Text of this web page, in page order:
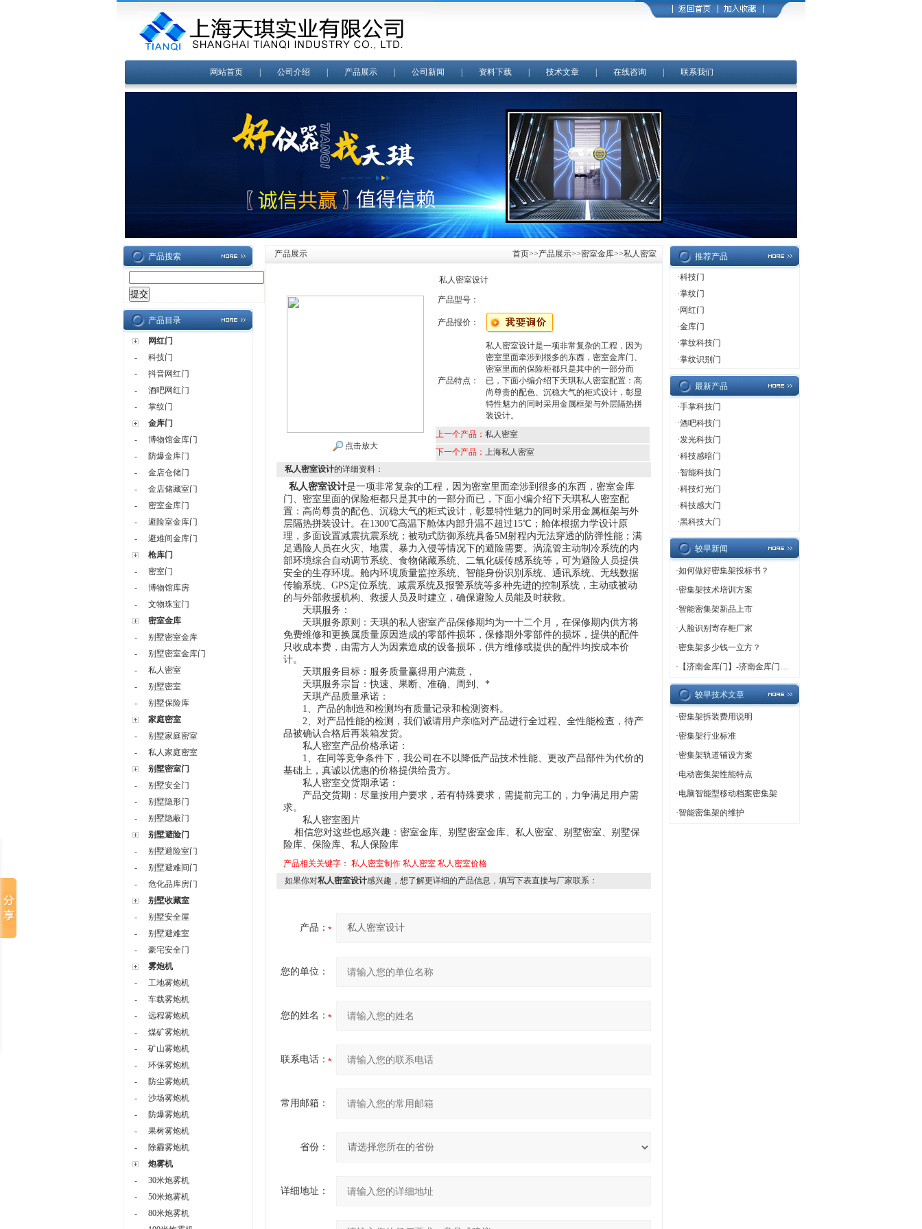
网站首页 公司介绍 产品展示 公司新闻 资料下载 技术文章 在线咨询 联系我们
产品搜索
产品目录
网红门
-
科技门
-
抖音网红门
-
酒吧网红门
-
掌纹门
金库门
-
博物馆金库门
-
防爆金库门
-
金店仓储门
-
金店储藏室门
-
密室金库门
-
避险室金库门
-
避难间金库门
枪库门
-
密室门
-
博物馆库房
-
文物珠宝门
密室金库
-
别墅密室金库
-
别墅密室金库门
-
私人密室
-
别墅密室
-
别墅保险库
家庭密室
-
别墅家庭密室
-
私人家庭密室
别墅密室门
-
别墅安全门
-
别墅隐形门
-
别墅隐蔽门
别墅避险门
-
别墅避险室门
-
别墅避难间门
-
危化品库房门
别墅收藏室
-
别墅安全屋
-
别墅避难室
-
豪宅安全门
雾炮机
-
工地雾炮机
-
车载雾炮机
-
远程雾炮机
-
煤矿雾炮机
-
矿山雾炮机
-
环保雾炮机
-
防尘雾炮机
-
沙场雾炮机
-
防爆雾炮机
-
果树雾炮机
-
除霾雾炮机
炮雾机
-
30米炮雾机
-
50米炮雾机
-
80米炮雾机
产品展示 首页>>产品展示>>密室金库>>私人密室
私人密室设计
点击放大
产品型号：
产品报价：
产品特点：
私人密室设计是一项非常复杂的工程，因为
密室里面牵涉到很多的东西，密室金库门、
密室里面的保险柜都只是其中的一部分而
已，下面小编介绍下天琪私人密室配置：高
尚尊贵的配色、沉稳大气的柜式设计，彰显
特性魅力的同时采用金属框架与外层隔热拼
装设计。
上一个产品： 私人密室
下一个产品： 上海私人密室
私人密室设计的详细资料：
私人密室设计是一项非常复杂的工程，因为密室里面牵涉到很多的东西，密室金库
门、密室里面的保险柜都只是其中的一部分而已，下面小编介绍下天琪私人密室配
置：高尚尊贵的配色、沉稳大气的柜式设计，彰显特性魅力的同时采用金属框架与外
层隔热拼装设计。在1300℃高温下舱体内部升温不超过15℃；舱体根据力学设计原
理，多面设置减震抗震系统；被动式防御系统具备5M射程内无法穿透的防弹性能；满
足遇险人员在火灾、地震、暴力入侵等情况下的避险需要。涡流管主动制冷系统的内
部环境综合自动调节系统、食物储藏系统、二氧化碳传感系统等，可为避险人员提供
安全的生存环境。舱内环境质量监控系统、智能身份识别系统、通讯系统、无线数据
传输系统、GPS定位系统、减震系统及报警系统等多种先进的控制系统，主动或被动
的与外部救援机构、救援人员及时建立，确保避险人员能及时获救。
天琪服务：
天琪服务原则：天琪的私人密室产品保修期均为一十二个月，在保修期内供方将
免费维修和更换属质量原因造成的零部件损坏，保修期外零部件的损坏，提供的配件
只收成本费，由需方人为因素造成的设备损坏，供方维修或提供的配件均按成本价
计。
天琪服务目标：服务质量赢得用户满意，
天琪服务宗旨：快速、果断、准确、周到、*
天琪产品质量承诺：
1、产品的制造和检测均有质量记录和检测资料。
2、对产品性能的检测，我们诚请用户亲临对产品进行全过程、全性能检查，待产
品被确认合格后再装箱发货。
私人密室产品价格承诺：
1、在同等竞争条件下，我公司在不以降低产品技术性能、更改产品部件为代价的
基础上，真诚以优惠的价格提供给贵方。
私人密室交货期承诺：
产品交货期：尽量按用户要求，若有特殊要求，需提前完工的，力争满足用户需
求。
私人密室图片
相信您对这些也感兴趣：密室金库、别墅密室金库、私人密室、别墅密室、别墅保
险库、保险库、私人保险库
产品相关关键字： 私人密室制作 私人密室 私人密室价格
如果你对私人密室设计感兴趣，想了解更详细的产品信息，填写下表直接与厂家联系：
产品：
您的单位：
您的姓名：
联系电话：
常用邮箱：
省份：
详细地址：
推荐产品
·科技门
·掌纹门
· 网红门
·金库门
·掌纹科技门
·掌纹识别门
最新产品
·手掌科技门
·酒吧科技门
·发光科技门
·科技感暗门
·智能科技门
·科技灯光门
·科技感大门
·黑科技大门
较早新闻
·如何做好密集架投标书？
·密集架技术培训方案
·智能密集架新品上市
· 人脸识别寄存柜厂家
·密集架多少钱一立方？
· 【济南金库门】-济南金库门厂家,济南金库门定做
较早技术文章
·密集架拆装费用说明
·密集架行业标准
·密集架轨道铺设方案
·电动密集架性能特点
·电脑智能型移动档案密集架
·智能密集架的维护